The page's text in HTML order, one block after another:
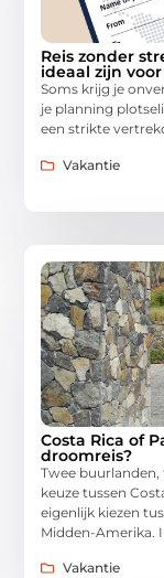
Reis zonder
ideaal zijn
Soms krijg je
je planning
een strikte
Vakantie
Costa Rica of
droomreis?
Twee
keuze tussen
eigenlijk kiezen
Midden-Amerika.
Vakantie